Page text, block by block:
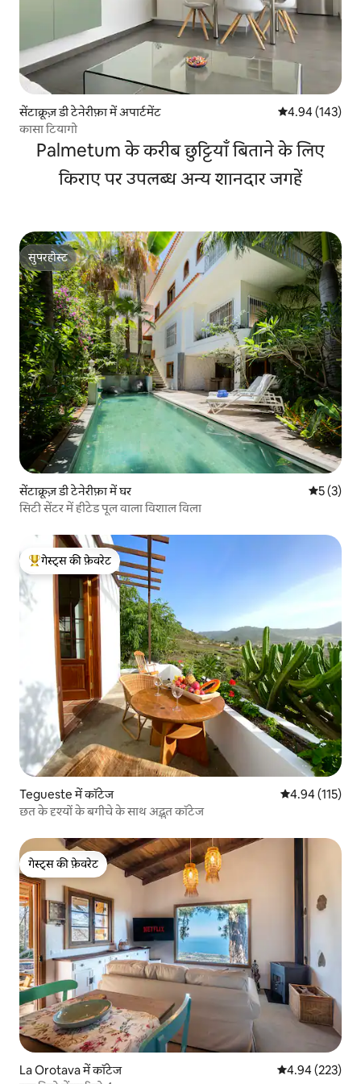
सेंटाक्रूज़ डी टेनेरीफ़ा में अपार्टमेंट औसत रेटिंग 5 में से
4.94 (143)
कासा टियागो
Palmetum के करीब छुट्टियाँ बिताने के लिए
किराए पर उपलब्ध अन्य शानदार जगहें
सुपरहोस्ट
सुपरहोस्ट
सेंटाक्रूज़ डी टेनेरीफ़ा में घर औसत रेटिंग
5 (3)
सिटी सेंटर में हीटेड पूल वाला विशाल विला
गेस्ट्स का टॉप फ़ेवरेट
गेस्ट्स की फ़ेवरेट
Tegueste में कॉटेज औसत रेटिंग 5 में से
4.94 (115)
छत के दृश्यों के बगीचे के साथ अद्भुत कॉटेज
गेस्ट्स की फ़ेवरेट
गेस्ट्स की फ़ेवरेट
La Orotava में कॉटेज औसत रेटिंग 5 में से
4.94 (223)